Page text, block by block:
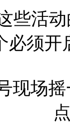
活动
必须开